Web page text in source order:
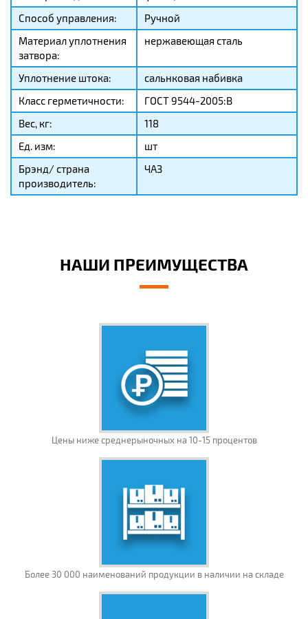
Способ управления:
Ручной
Материал уплотнения
затвора:
нержавеющая сталь
Уплотнение штока:
сальнковая набивка
Класс герметичности:
ГОСТ 9544-2005:В
Вес, кг:
118
Ед. изм:
шт
Брэнд/ страна
производитель:
ЧАЗ
НАШИ ПРЕИМУЩЕСТВА
Цены ниже среднерыночных на 10-15 процентов
Более 30 000 наименований продукции в наличии на складе